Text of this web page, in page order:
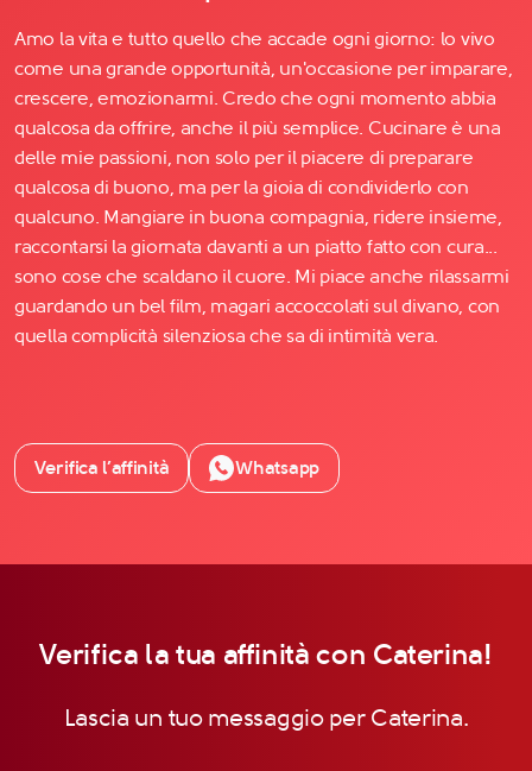
Amo la vita e tutto quello che accade ogni giorno: lo vivo
come una grande opportunità, un'occasione per imparare,
crescere, emozionarmi. Credo che ogni momento abbia
qualcosa da offrire, anche il più semplice. Cucinare è una
delle mie passioni, non solo per il piacere di preparare
qualcosa di buono, ma per la gioia di condividerlo con
qualcuno. Mangiare in buona compagnia, ridere insieme,
raccontarsi la giornata davanti a un piatto fatto con cura...
sono cose che scaldano il cuore. Mi piace anche rilassarmi
guardando un bel film, magari accoccolati sul divano, con
quella complicità silenziosa che sa di intimità vera.
Verifica l’affinità Whatsapp
Verifica la tua affinità con Caterina!
Lascia un tuo messaggio per Caterina.